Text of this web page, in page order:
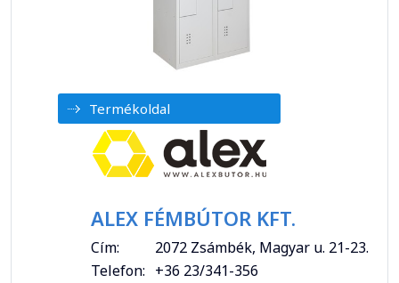
Termékoldal
ALEX FÉMBÚTOR KFT.
Cím:
2072 Zsámbék, Magyar u. 21-23.
Telefon: +36 23/341-356